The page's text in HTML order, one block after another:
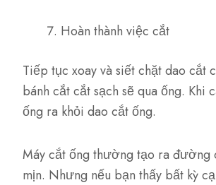
Hoàn thành việc cắt
Tiếp tục xoay và siết chặt dao cắt
bánh cắt cắt sạch sẽ qua ống. Khi
ống ra khỏi dao cắt ống.
Máy cắt ống thường tạo ra đường
mịn. Nhưng nếu bạn thấy bất kỳ